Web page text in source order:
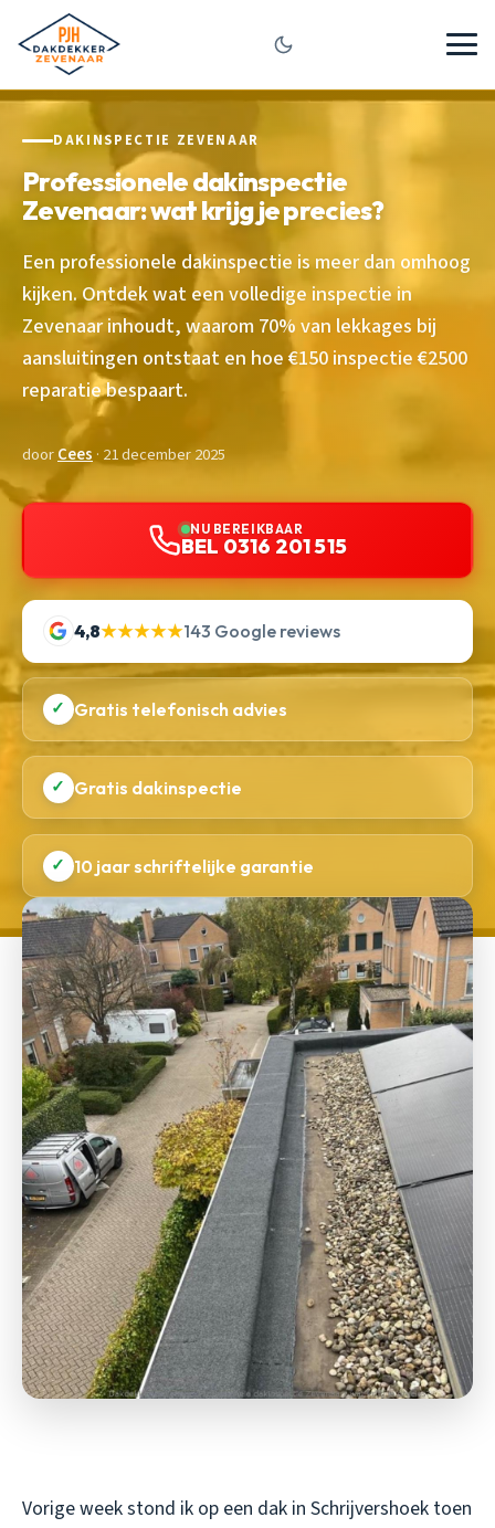
DAKINSPECTIE ZEVENAAR
Professionele dakinspectie
Zevenaar: wat krijg je precies?
Een professionele dakinspectie is meer dan omhoog
kijken. Ontdek wat een volledige inspectie in
Zevenaar inhoudt, waarom 70% van lekkages bij
aansluitingen ontstaat en hoe €150 inspectie €2500
reparatie bespaart.
doorCees · 21 december 2025
NU BEREIKBAAR
BEL 0316 201 515
4,8★★★★★143 Google reviews
✓ Gratis telefonisch advies
✓ Gratis dakinspectie
✓ 10 jaar schriftelijke garantie
Vorige week stond ik op een dak in Schrijvershoek toen